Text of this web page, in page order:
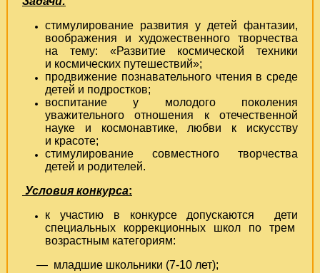
стимулирование развития у детей фантазии,
воображения и художественного творчества
на тему: «Развитие космической техники
и космических путешествий»;
продвижение познавательного чтения в среде
детей и подростков;
воспитание у молодого поколения
уважительного отношения к отечественной
науке и космонавтике, любви к искусству
и красоте;
стимулирование совместного творчества
детей и родителей.
Условия конкурса:
к участию в конкурсе допускаются дети
специальных коррекционных школ по трем
возрастным категориям:
— младшие школьники (7-10 лет);